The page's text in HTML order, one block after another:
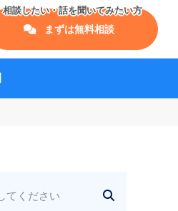
まずは無料相談